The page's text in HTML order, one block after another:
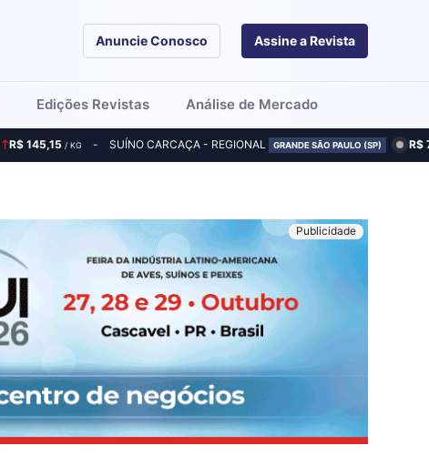
Anuncie Conosco Assine a Revista
Edições Revistas Análise de Mercado
R$ 145,15 / KG SUÍNO CARCAÇA - REGIONAL GRANDE SÃO PAULO (SP) R$